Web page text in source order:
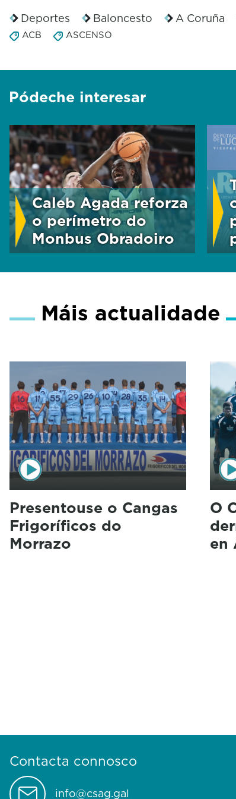
s
u
%
Deportes Baloncesto A Coruña
ACB ASCENSO
Pódeche interesar
Caleb Agada reforza
o perímetro do
Monbus Obradoiro
Máis actualidade
Presentouse o Cangas
Frigoríficos do
Morrazo
O
en
Contacta connosco
info@csag.gal